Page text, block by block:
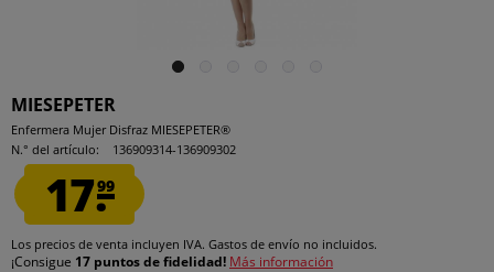
MIESEPETER
Enfermera Mujer Disfraz MIESEPETER®
N.° del artículo:
136909314-136909302
17.99
Los precios de venta incluyen IVA. Gastos de envío no incluidos.
¡Consigue 17 puntos de fidelidad! Más información